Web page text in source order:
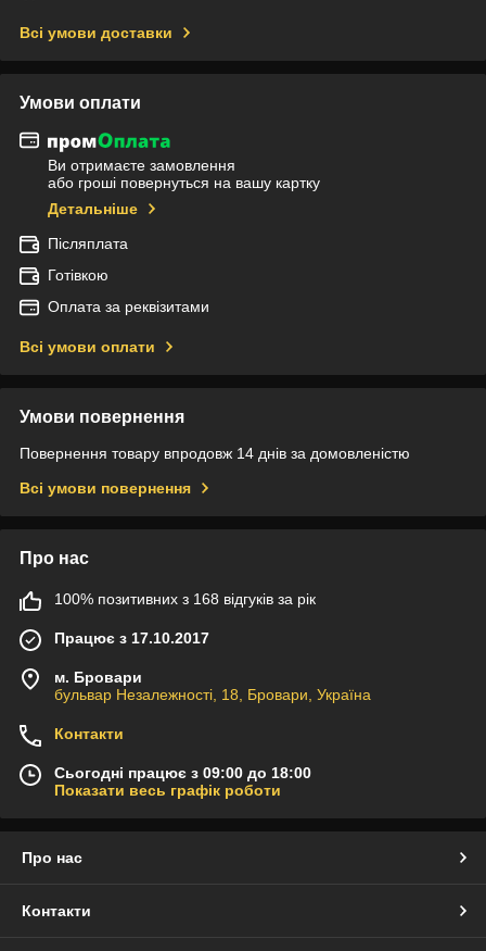
Всі умови доставки
Умови оплати
Ви отримаєте замовлення
або гроші повернуться на вашу картку
Детальніше
Післяплата
Готівкою
Оплата за реквізитами
Всі умови оплати
Умови повернення
Повернення товару впродовж 14 днів за домовленістю
Всі умови повернення
Про нас
100% позитивних з 168 відгуків за рік
Працює з 17.10.2017
м. Бровари
бульвар Незалежності, 18, Бровари, Україна
Контакти
Сьогодні працює з 09:00 до 18:00
Показати весь графік роботи
Про нас
Контакти